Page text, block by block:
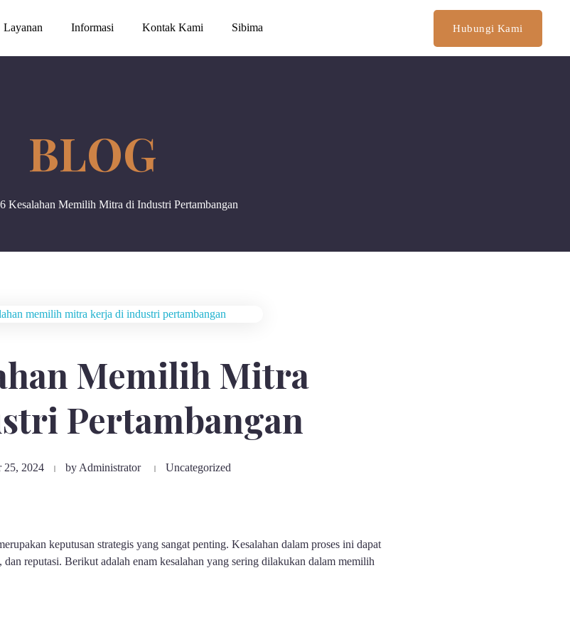
Layanan Informasi Kontak Kami Sibima Hubungi Kami
6 Kesalahan Memilih Mitra di Industri Pertambangan
Memilih Mitra
Pertambangan
25, 2024 by Administrator Uncategorized
keputusan strategis yang sangat penting. Kesalahan dalam proses ini dapat
reputasi. Berikut adalah enam kesalahan yang sering dilakukan dalam memilih